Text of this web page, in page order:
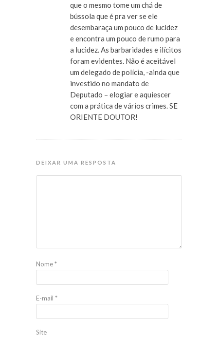
que o mesmo tome um chá de
bússola que é pra ver se ele
desembaraça um pouco de lucidez
e encontra um pouco de rumo para
a lucidez. As barbaridades e ilícitos
foram evidentes. Não é aceitável
um delegado de polícia, -ainda que
investido no mandato de
Deputado – elogiar e aquiescer
com a prática de vários crimes. SE
ORIENTE DOUTOR!
DEIXAR UMA RESPOSTA
Nome*
E-mail *
Site